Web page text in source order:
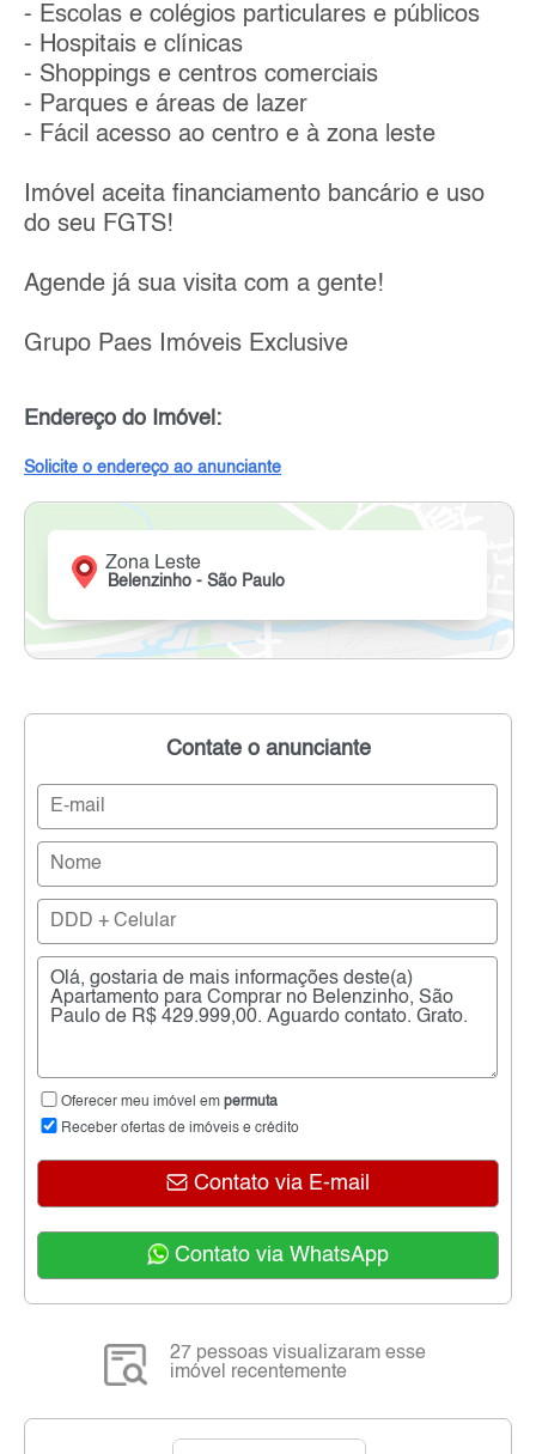
- Escolas e colégios particulares e públicos
- Hospitais e clínicas
- Shoppings e centros comerciais
- Parques e áreas de lazer
- Fácil acesso ao centro e à zona leste
Imóvel aceita financiamento bancário e uso
do seu FGTS!
Agende já sua visita com a gente!
Grupo Paes Imóveis Exclusive
Endereço do Imóvel:
Solicite o endereço ao anunciante
Zona Leste
Belenzinho - São Paulo
Contate o anunciante
Oferecer meu imóvel em permuta
Receber ofertas de imóveis e crédito
Contato via E-mail
Contato via WhatsApp
27 pessoas visualizaram esse
imóvel recentemente